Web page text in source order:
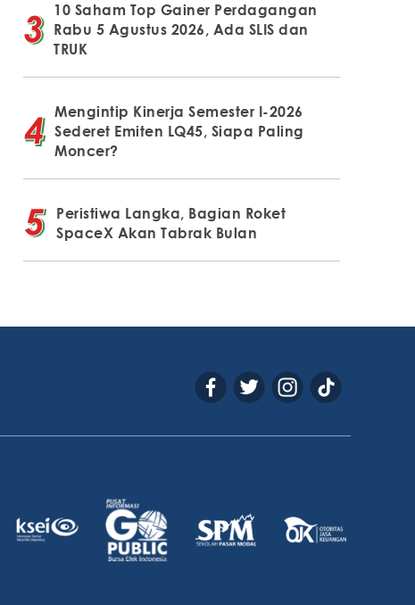
10 Saham Top Gainer Perdagangan
Rabu 5 Agustus 2026, Ada SLIS dan
TRUK
Mengintip Kinerja Semester I-2026
Sederet Emiten LQ45, Siapa Paling
Moncer?
Peristiwa Langka, Bagian Roket
SpaceX Akan Tabrak Bulan